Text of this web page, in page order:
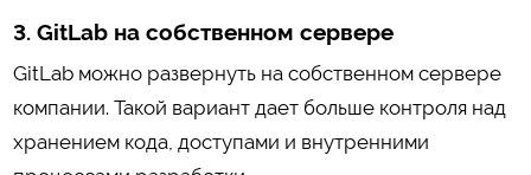
3. GitLab на собственном сервере
GitLab можно развернуть на собственном сервере
компании. Такой вариант дает больше контроля над
хранением кода, доступами и внутренними